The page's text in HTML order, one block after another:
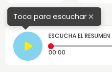
Toca para escuchar×
ESCUCHA EL RESUMEN
00:00 Tiempo